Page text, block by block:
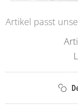
Artikel passt